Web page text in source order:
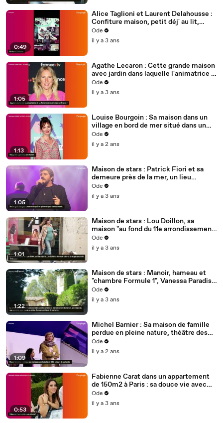
0:49
Alice Taglioni et Laurent Delahousse :
Confiture maison, petit déj' au lit,
plage... leurs vacances loin du star-
système
Ode
il y a 3 ans
1:05
Agathe Lecaron : Cette grande maison
avec jardin dans laquelle l'animatrice a
emménagé après avoir quitté Paris
Ode
il y a 3 ans
1:13
Louise Bourgoin : Sa maison dans un
village en bord de mer situé dans un
endroit idéal pour éviter les canicules
Ode
il y a 2 ans
1:05
Maison de stars : Patrick Fiori et sa
demeure près de la mer, un lieu
magique et particulier qui l'a "pris au
ventre"
Ode
il y a 3 ans
1:01
Maison de stars : Lou Doillon, sa
maison "au fond du 11e arrondissement"
de Paris, sa "grotte" décorée
Ode
il y a 3 ans
1:22
Maison de stars : Manoir, hameau et
"chambre Formule 1", Vanessa Paradis,
Johnny Depp, Lily-Rose et Jack bien
équipés
Ode
il y a 3 ans
1:09
Michel Barnier : Sa maison de famille
perdue en pleine nature, théâtre des
plus beaux jours de sa vie
Ode
il y a 2 ans
0:53
Fabienne Carat dans un appartement
de 150m2 à Paris : sa douce vie avec
Céleste et les personnes qui lui sont
chères
Ode
il y a 3 ans